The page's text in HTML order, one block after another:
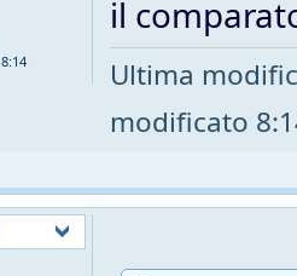
il
Ultima
modificato